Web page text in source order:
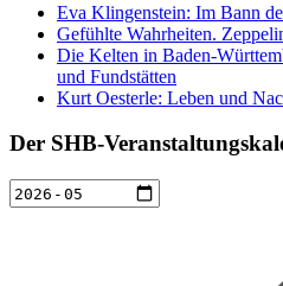
Eva Klingenstein: Im Bann
Gefühlte Wahrheiten.
Die Kelten in Baden-
und Fundstätten
Kurt Oesterle: Leben und
Der SHB-